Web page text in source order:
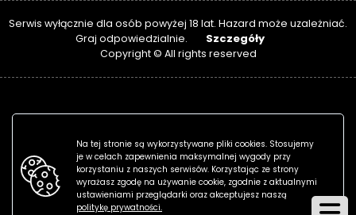
Serwis wyłącznie dla osób powyżej 18 lat. Hazard może uzależniać.
Graj odpowiedzialnie.
Szczegóły
Copyright © All rights reserved
Na tej stronie są wykorzystywane pliki cookies. Stosujemy
je w celach zapewnienia maksymalnej wygody przy
korzystaniu z naszych serwisów. Korzystając ze strony
wyrażasz zgodę na używanie cookie, zgodnie z aktualnymi
ustawieniami przeglądarki oraz akceptujesz naszą
politykę prywatności.